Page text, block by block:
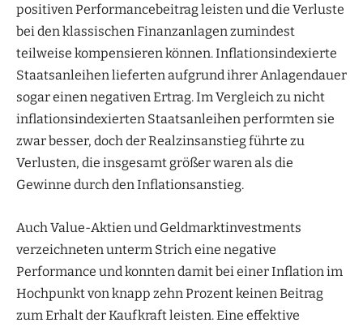
positiven Performancebeitrag leisten und die Verluste
bei den klassischen Finanzanlagen zumindest
teilweise kompensieren können. Inflationsindexierte
Staatsanleihen lieferten aufgrund ihrer Anlagendauer
sogar einen negativen Ertrag. Im Vergleich zu nicht
inflationsindexierten Staatsanleihen performten sie
zwar besser, doch der Realzinsanstieg führte zu
Verlusten, die insgesamt größer waren als die
Gewinne durch den Inflationsanstieg.
Auch Value-Aktien und Geldmarktinvestments
verzeichneten unterm Strich eine negative
Performance und konnten damit bei einer Inflation im
Hochpunkt von knapp zehn Prozent keinen Beitrag
zum Erhalt der Kaufkraft leisten. Eine effektive